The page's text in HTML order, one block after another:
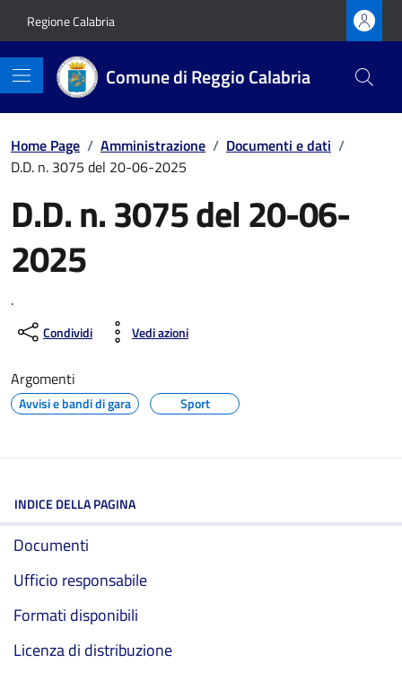
Regione Calabria
Comune di Reggio Calabria
Home Page / Amministrazione / Documenti e dati /
D.D. n. 3075 del 20-06-2025
D.D. n. 3075 del 20-06-
2025
.
Condividi Vedi azioni
Argomenti
Avvisi e bandi di gara Sport
INDICE DELLA PAGINA
Documenti
Ufficio responsabile
Formati disponibili
Licenza di distribuzione